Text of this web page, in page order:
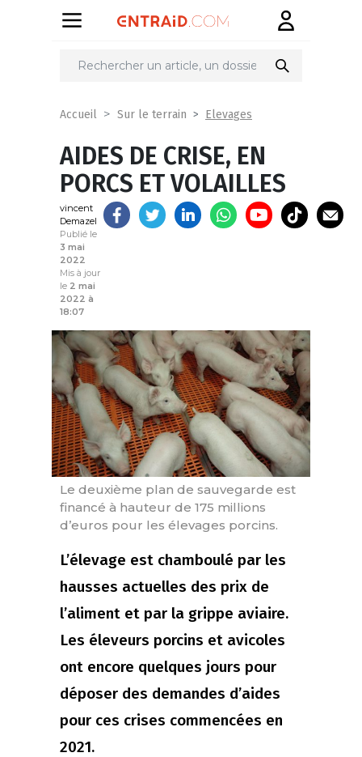
Partager
Accueil Sur le terrain Elevages
AIDES DE CRISE, EN
PORCS ET VOLAILLES
vincent
Demazel
Publié le
3 mai
2022
Mis à jour
le 2 mai
2022 à
18:07
Le deuxième plan de sauvegarde est
financé à hauteur de 175 millions
d’euros pour les élevages porcins.
L’élevage est chamboulé par les
hausses actuelles des prix de
l’aliment et par la grippe aviaire.
Les éleveurs porcins et avicoles
ont encore quelques jours pour
déposer des demandes d’aides
pour ces crises commencées en
2021.